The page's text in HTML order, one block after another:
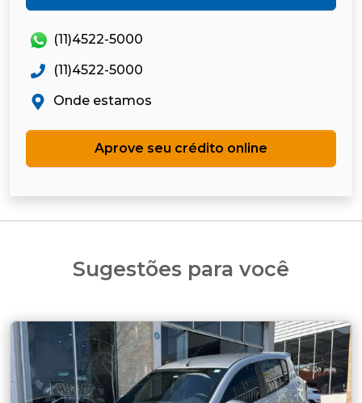
(11)4522-5000
(11)4522-5000
Onde estamos
Aprove seu crédito online
Sugestões para você